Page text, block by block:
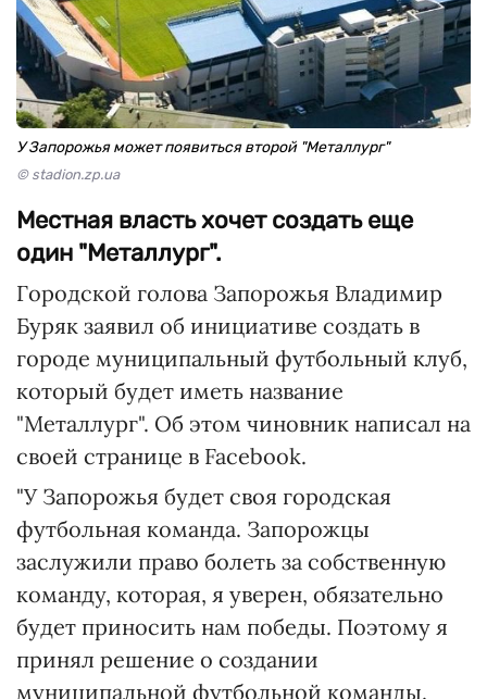
У Запорожья может появиться второй "Металлург"
© stadion.zp.ua
Местная власть хочет создать еще
один "Металлург".
Городской голова Запорожья Владимир
Буряк заявил об инициативе создать в
городе муниципальный футбольный клуб,
который будет иметь название
"Металлург". Об этом чиновник написал на
своей странице в Facebook.
"У Запорожья будет своя городская
футбольная команда. Запорожцы
заслужили право болеть за собственную
команду, которая, я уверен, обязательно
будет приносить нам победы. Поэтому я
принял решение о создании
муниципальной футбольной команды.